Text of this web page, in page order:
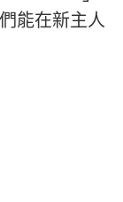
能在新主人